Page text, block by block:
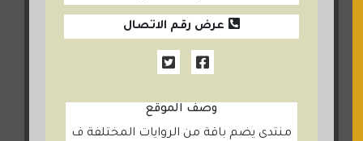
عرض رقم الاتصال
وصف الموقع
منتدى يضم باقة من الروايات المختلفة ف